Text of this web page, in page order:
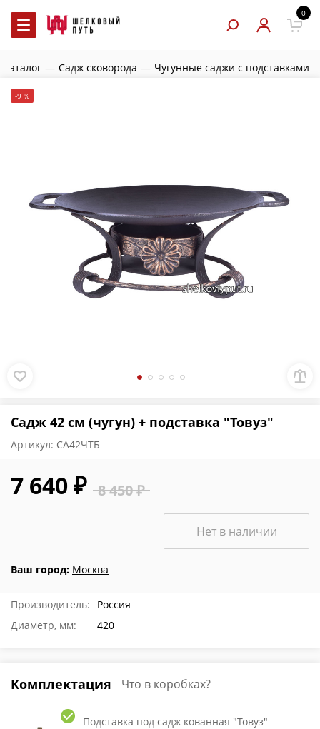
0
Каталог — Садж сковорода — Чугунные саджи с подставками
-9 %
Садж 42 см (чугун) + подставка "Товуз"
Артикул: СА42ЧТБ
8 450 ₽
7 640 ₽
Ваш город: Москва
Нет в наличии
Производитель:
Россия
Диаметр, мм:
420
Комплектация Что в коробках?
Подставка под садж кованная "Товуз"